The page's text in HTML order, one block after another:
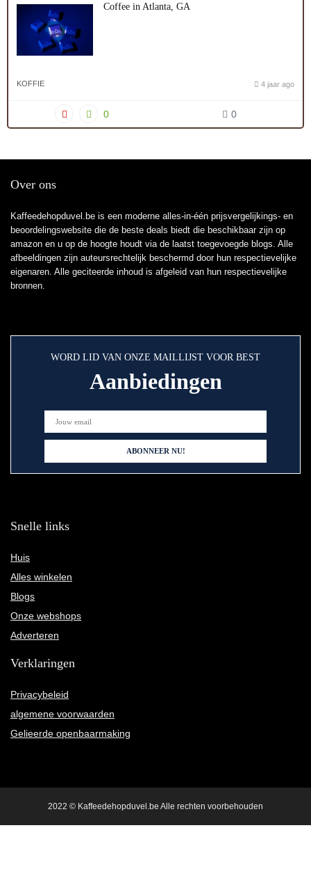
Coffee in Atlanta, GA
KOFFIE 4 jaar ago
0 0
Over ons
Kaffeedehopduvel.be is een moderne alles-in-één prijsvergelijkings- en
beoordelingswebsite die de beste deals biedt die beschikbaar zijn op
amazon en u op de hoogte houdt via de laatst toegevoegde blogs. Alle
afbeeldingen zijn auteursrechtelijk beschermd door hun respectievelijke
eigenaren. Alle geciteerde inhoud is afgeleid van hun respectievelijke
bronnen.
WORD LID VAN ONZE MAILLIJST VOOR BEST
Aanbiedingen
Snelle links
Huis
Alles winkelen
Blogs
Onze webshops
Adverteren
Verklaringen
Privacybeleid
algemene voorwaarden
Gelieerde openbaarmaking
2022 © Kaffeedehopduvel.be Alle rechten voorbehouden